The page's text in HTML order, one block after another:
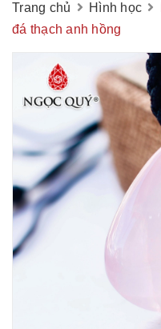
Trang chủ Hình học
đá thạch anh hồng